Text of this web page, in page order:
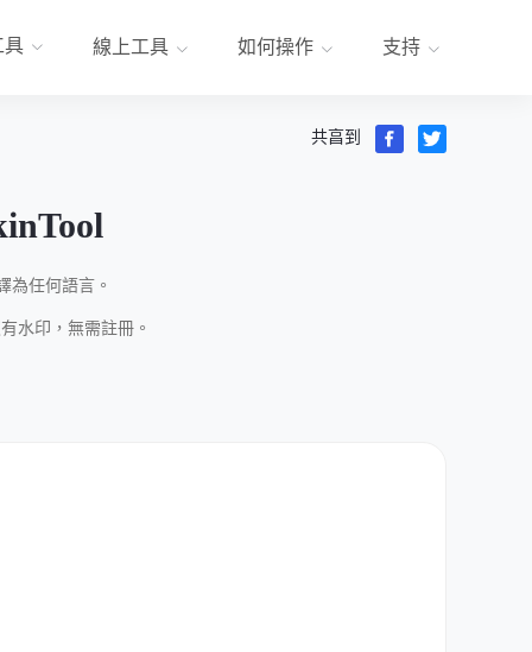
具 線上工具 如何操作 支持
共亯到
為任何語言。
水印，無需註冊。